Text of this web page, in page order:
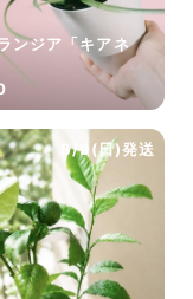
ンジア「キアネ
8/9(日)発送